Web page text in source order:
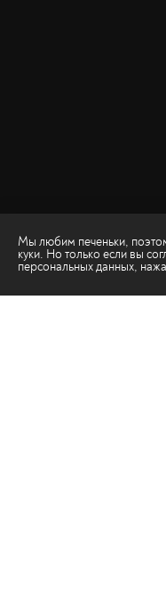
Мы любим печеньки,
куки. Но только если вы
персональных данных,